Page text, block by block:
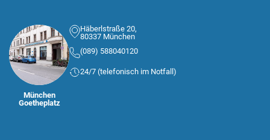
München
Goetheplatz
Häberlstraße 20,
80337 München
(089) 588040120
24/7 (telefonisch im Notfall)